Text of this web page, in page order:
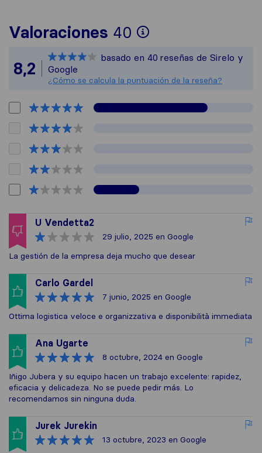
Valoraciones 40
Para ofrecerte
Todas las
8,2
basado en 40 reseñas de Sirelo y
Google
¿Cómo se calcula la puntuación de la reseña?
U Vendetta2
29 julio, 2025 en Google
La gestión de la empresa deja mucho que desear
Carlo Gardel
7 junio, 2025 en Google
Ottima logistica veloce e organizzativa e disponibilità immediata
Ana Ugarte
8 octubre, 2024 en Google
Iñigo Jubera y su equipo hacen un trabajo excelente: rapidez,
eficacia y delicadeza. No se puede pedir más. Lo
recomendamos sin ninguna duda.
Jurek Jurekin
13 octubre, 2023 en Google